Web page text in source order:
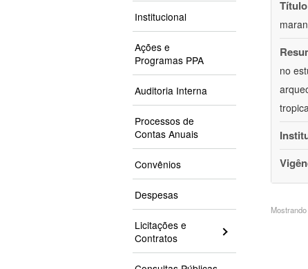
Institucional
Ações e
Programas PPA
Auditoria Interna
Processos de
Contas Anuais
Convênios
Despesas
Licitações e
Contratos
no